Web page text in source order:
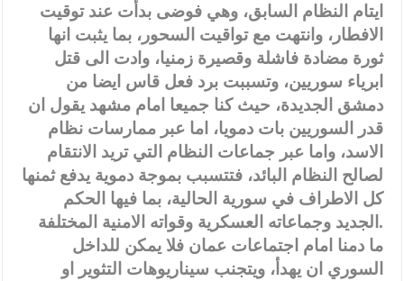
ايتام النظام السابق، وهي فوضى بدأت عند توقيت
الافطار، وانتهت مع تواقيت السحور، بما يثبت انها
ثورة مضادة فاشلة وقصيرة زمنيا، وادت الى قتل
ابرياء سوريين، وتسببت برد فعل قاس ايضا من
دمشق الجديدة، حيث كنا جميعا امام مشهد يقول ان
قدر السوريين بات دمويا، اما عبر ممارسات نظام
الاسد، واما عبر جماعات النظام التي تريد الانتقام
لصالح النظام البائد، فتتسبب بموجة دموية يدفع ثمنها
كل الاطراف في سورية الحالية، بما فيها الحكم
الجديد وجماعاته العسكرية وقواته الامنية المختلفة.
ما دمنا امام اجتماعات عمان فلا يمكن للداخل
السوري ان يهدأ، ويتجنب سيناريوهات التثوير او